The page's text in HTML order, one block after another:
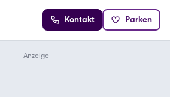
Kontakt Parken